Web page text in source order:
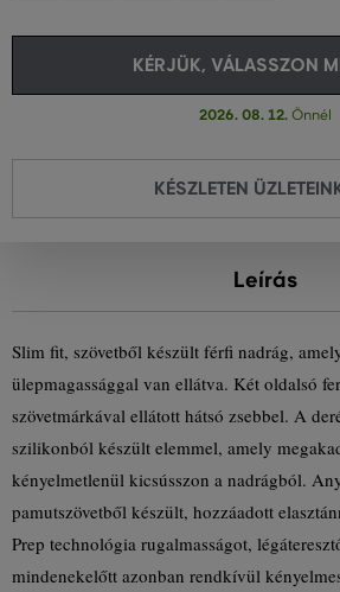
KÉRJÜK, VÁLASSZON
2026. 08. 12. Önnél
KÉSZLETEN
Leírás
Slim fit, szövetből készült férfi nadrág,
ülepmagassággal van ellátva. Két oldalsó
szövetmárkával ellátott hátsó zsebbel. A
szilikonból készült elemmel, amely
kényelmetlenül kicsússzon a nadrágból.
pamutszövetből készült, hozzáadott
Prep technológia rugalmasságot,
mindenekelőtt azonban rendkívül